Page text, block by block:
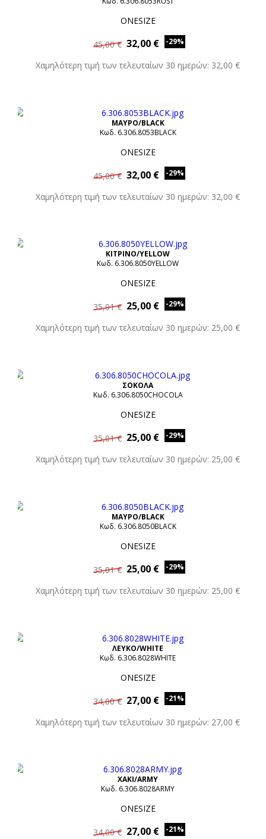
ONESIZE
45,00 € 32,00 € -29%
Χαμηλότερη τιμή των τελευταίων 30 ημερών: 32,00 €
ΜΑΥΡΟ/BLACK
Κωδ. 6.306.8053BLACK
ONESIZE
45,00 € 32,00 € -29%
Χαμηλότερη τιμή των τελευταίων 30 ημερών: 32,00 €
ΚΙΤΡΙΝΟ/YELLOW
Κωδ. 6.306.8050YELLOW
ONESIZE
35,01 € 25,00 € -29%
Χαμηλότερη τιμή των τελευταίων 30 ημερών: 25,00 €
ΣΟΚΟΛΑ
Κωδ. 6.306.8050CHOCOLA
ONESIZE
35,01 € 25,00 € -29%
Χαμηλότερη τιμή των τελευταίων 30 ημερών: 25,00 €
ΜΑΥΡΟ/BLACK
Κωδ. 6.306.8050BLACK
ONESIZE
35,01 € 25,00 € -29%
Χαμηλότερη τιμή των τελευταίων 30 ημερών: 25,00 €
ΛΕΥΚΟ/WHITE
Κωδ. 6.306.8028WHITE
ONESIZE
34,00 € 27,00 € -21%
Χαμηλότερη τιμή των τελευταίων 30 ημερών: 27,00 €
XAKI/ARMY
Κωδ. 6.306.8028ARMY
ONESIZE
34,00 € 27,00 € -21%